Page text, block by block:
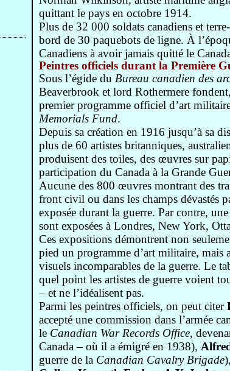
quittant le pays en octobre 1914.
Plus de 32 000 soldats canadiens et
bord de 30 paquebots de ligne. À
Canadiens à avoir jamais quitté le
Peintres officiels durant la Première
Sous l’égide du Bureau canadien des
Beaverbrook et lord Rothermere
premier programme officiel d’art
Memorials Fund.
Depuis sa création en 1916 jusqu’à sa
plus de 60 artistes britanniques,
produisent des toiles, des œuvres sur
participation du Canada à la Grande
Aucune des 800 œuvres montrant des
front civil ou dans les champs dévastés
exposée durant la guerre. Par contre,
sont exposées à Londres, New York,
Ces expositions démontrent non
pied un programme d’art militaire, mais
visuels incomparables de la guerre. Le
quel point les artistes de guerre voient
– et ne l’idéalisent pas.
Parmi les peintres officiels, on peut citer
accepté une commission dans l’armée
le Canadian War Records Office,
Canada – où il a émigré en 1938),
guerre de la Canadian Cavalry Brigade),